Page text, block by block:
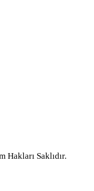
Hakları Saklıdır.